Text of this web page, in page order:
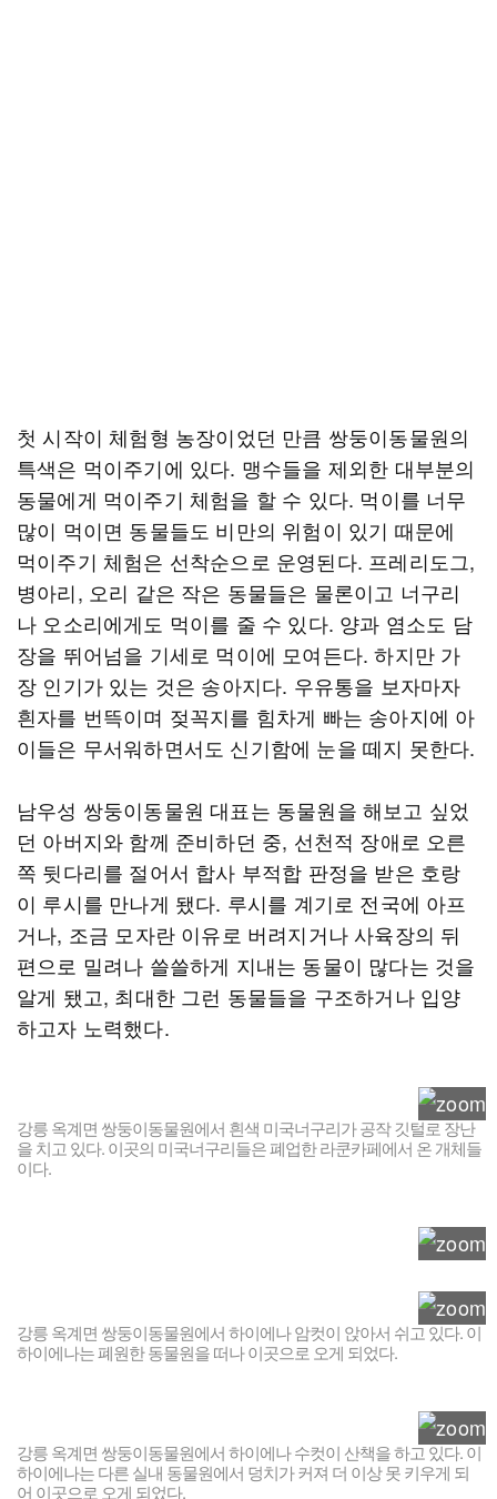
첫 시작이 체험형 농장이었던 만큼 쌍둥이동물원의
특색은 먹이주기에 있다. 맹수들을 제외한 대부분의
동물에게 먹이주기 체험을 할 수 있다. 먹이를 너무
많이 먹이면 동물들도 비만의 위험이 있기 때문에
먹이주기 체험은 선착순으로 운영된다. 프레리도그,
병아리, 오리 같은 작은 동물들은 물론이고 너구리
나 오소리에게도 먹이를 줄 수 있다. 양과 염소도 담
장을 뛰어넘을 기세로 먹이에 모여든다. 하지만 가
장 인기가 있는 것은 송아지다. 우유통을 보자마자
흰자를 번뜩이며 젖꼭지를 힘차게 빠는 송아지에 아
이들은 무서워하면서도 신기함에 눈을 떼지 못한다.
남우성 쌍둥이동물원 대표는 동물원을 해보고 싶었
던 아버지와 함께 준비하던 중, 선천적 장애로 오른
쪽 뒷다리를 절어서 합사 부적합 판정을 받은 호랑
이 루시를 만나게 됐다. 루시를 계기로 전국에 아프
거나, 조금 모자란 이유로 버려지거나 사육장의 뒤
편으로 밀려나 쓸쓸하게 지내는 동물이 많다는 것을
알게 됐고, 최대한 그런 동물들을 구조하거나 입양
하고자 노력했다.
강릉 옥계면 쌍둥이동물원에서 흰색 미국너구리가 공작 깃털로 장난
을 치고 있다. 이곳의 미국너구리들은 폐업한 라쿤카페에서 온 개체들
이다.
강릉 옥계면 쌍둥이동물원에서 하이에나 암컷이 앉아서 쉬고 있다. 이
하이에나는 폐원한 동물원을 떠나 이곳으로 오게 되었다.
강릉 옥계면 쌍둥이동물원에서 하이에나 수컷이 산책을 하고 있다. 이
하이에나는 다른 실내 동물원에서 덩치가 커져 더 이상 못 키우게 되
어 이곳으로 오게 되었다.